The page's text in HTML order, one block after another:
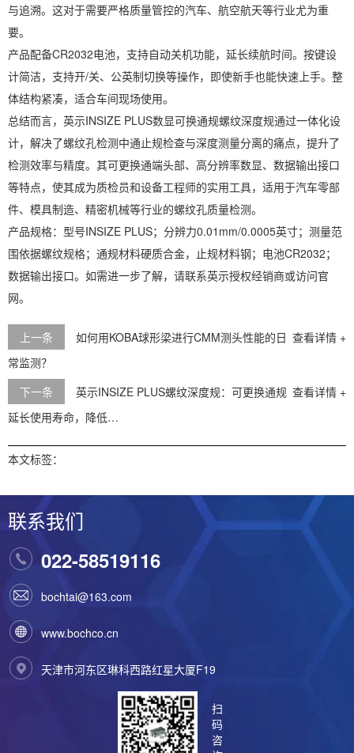
与追溯。这对于需要严格质量管控的汽车、航空航天等行业尤为重
要。
产品配备CR2032电池，支持自动关机功能，延长续航时间。按键设
计简洁，支持开/关、公英制切换等操作，即使新手也能快速上手。整
体结构紧凑，适合车间现场使用。
总结而言，英示INSIZE PLUS数显可换通规螺纹深度规通过一体化设
计，解决了螺纹孔检测中通止规检查与深度测量分离的痛点，提升了
检测效率与精度。其可更换通端头部、高分辨率数显、数据输出接口
等特点，使其成为质检员和设备工程师的实用工具，适用于汽车零部
件、模具制造、精密机械等行业的螺纹孔质量检测。
产品规格：型号INSIZE PLUS；分辨力0.01mm/0.0005英寸；测量范
围依据螺纹规格；通规材料硬质合金，止规材料钢；电池CR2032；
数据输出接口。如需进一步了解，请联系英示授权经销商或访问官
网。
上一条 查看详情 +
如何用KOBA球形梁进行CMM测头性能的日
常监测？
下一条
查看详情 +
英示INSIZE PLUS螺纹深度规：可更换通规
延长使用寿命，降低…
本文标签：
联系我们
022-58519116
bochtai@163.com
www.bochco.cn
天津市河东区琳科西路红星大厦F19
扫
码
咨